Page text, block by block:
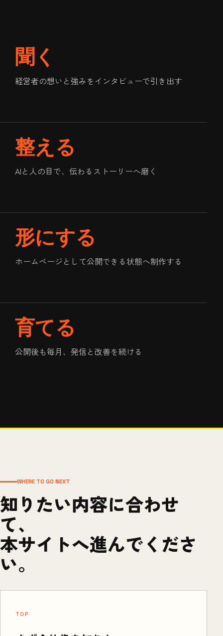
聞く
経営者の想いと強みをインタビューで引き出す
整える
AIと人の目で、伝わるストーリーへ磨く
形にする
ホームページとして公開できる状態へ制作する
育てる
公開後も毎月、発信と改善を続ける
WHERE TO GO NEXT
知りたい内容に合わせ
て、
本サイトへ進んでくださ
い。
TOP